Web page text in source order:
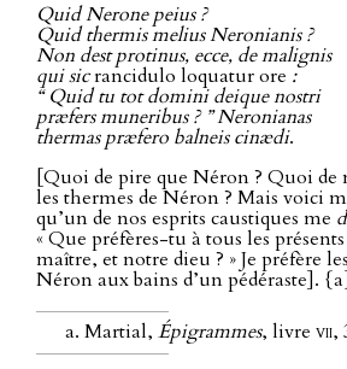
Quid Nerone peius ?
Quid thermis melius Neronianis ?
Non dest protinus, ecce, de malignis
qui sicrancidulo loquatur ore :
“ Quid tu tot domini deique nostri
præfers muneribus ? ” Neronianas
thermas præfero balneis cinædi.
[Quoi de pire que Néron ? Quoi de
les thermes de Néron ? Mais voici
qu’un de nos esprits caustiques me
« Que préfères-tu à tous les
maître, et notre dieu ? » Je préfère
Néron aux bains d’un pédéraste].
Martial, Épigrammes, livre vii,